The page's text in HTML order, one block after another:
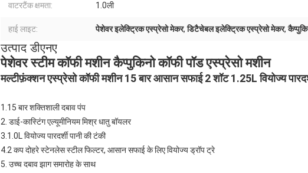
वाटरटैंक क्षमता: 1.0ली
हाई लाइट: पेशेवर इलेक्ट्रिक एस्प्रेसो मेकर,डिटैचेबल इलेक्ट्रिक एस्प्रेसो मेकर,
उत्पाद डीएनए
पेशेवर स्टीम कॉफी मशीन कैप्पुकिनो कॉफी पॉड एस्प्रेसो मशीन
मल्टीफ़ंक्शन एस्प्रेसो कॉफी मशीन 15 बार आसान सफाई 2 शॉट 1.25L वियोज्य
1.15 बार शक्तिशाली दबाव पंप
2. डाई-कास्टिंग एल्यूमीनियम मिश्र धातु बॉयलर
3.1.0L वियोज्य पारदर्शी पानी की टंकी
4.2 कप दोहरे स्टेनलेस स्टील फिल्टर, आसान सफाई के लिए वियोज्य ड्रॉप ट्रे
5. उच्च दबाव झाग समारोह के साथ